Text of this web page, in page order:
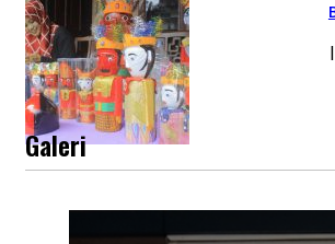
Galeri